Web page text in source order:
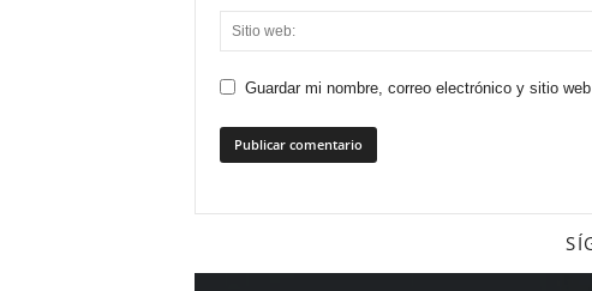
Guardar mi nombre, correo electrónico y sitio